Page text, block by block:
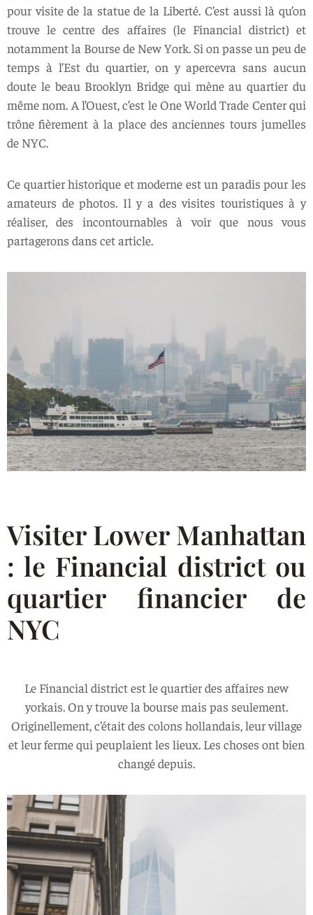
pour visite de la statue de la Liberté. C’est aussi là qu’on
trouve le centre des affaires (le Financial district) et
notamment la Bourse de New York. Si on passe un peu de
temps à l’Est du quartier, on y apercevra sans aucun
doute le beau Brooklyn Bridge qui mène au quartier du
même nom. A l’Ouest, c’est le One World Trade Center qui
trône fièrement à la place des anciennes tours jumelles
de NYC.
Ce quartier historique et moderne est un paradis pour les
amateurs de photos. Il y a des visites touristiques à y
réaliser, des incontournables à voir que nous vous
partagerons dans cet article.
Visiter Lower Manhattan
: le Financial district ou
quartier financier de
NYC
Le Financial district est le quartier des affaires new
yorkais. On y trouve la bourse mais pas seulement.
Originellement, c’était des colons hollandais, leur village
et leur ferme qui peuplaient les lieux. Les choses ont bien
changé depuis.